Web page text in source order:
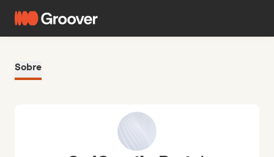
Sobre